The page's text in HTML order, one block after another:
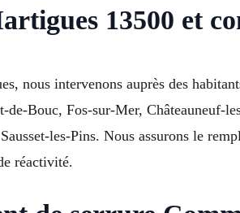
13500 et
nous intervenons auprès des
de-Bouc, Fos-sur-Mer, Châteauneuf-
les-Pins. Nous assurons le
réactivité.